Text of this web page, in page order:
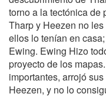
torno a la tectónica de
Tharp y Heezen no
ellos lo tenían en
Ewing. Ewing Hizo
proyecto de los
importantes, arrojó
Heezen, y no lo